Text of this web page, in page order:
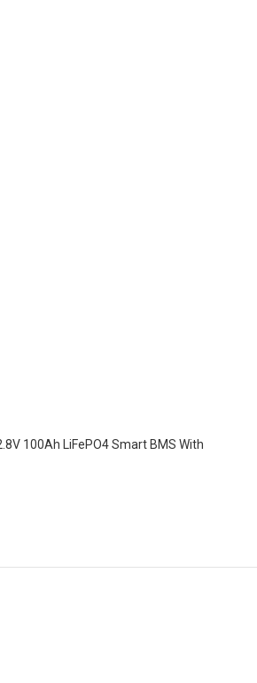
100Ah LiFePO4 Smart BMS With